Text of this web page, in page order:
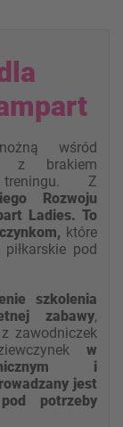
wśród
z brakiem
Z
Rozwoju
Ladies. To
które
pod
szkolenia
zabawy,
zawodniczek
w
i
jest
potrzeby